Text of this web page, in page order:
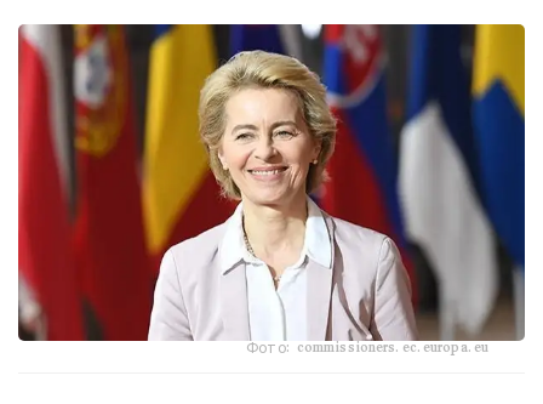
Фото: commissioners.ec.europa.eu